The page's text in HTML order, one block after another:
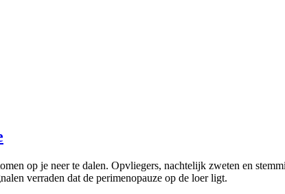
op je neer te dalen. Opvliegers, nachtelijk zweten en
verraden dat de perimenopauze op de loer ligt.